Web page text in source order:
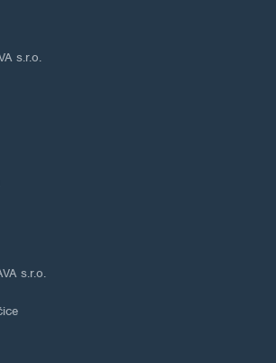
s.r.o.
s.r.o.